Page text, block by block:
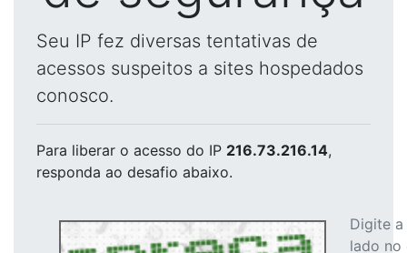
Seu IP fez diversas tentativas de
acessos suspeitos a sites hospedados
conosco.
Para liberar o acesso do IP 216.73.216.14,
responda ao desafio abaixo.
Digite
lado no